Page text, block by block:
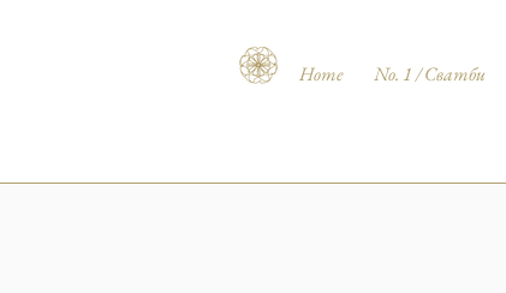
Home No. 1 / Сватби